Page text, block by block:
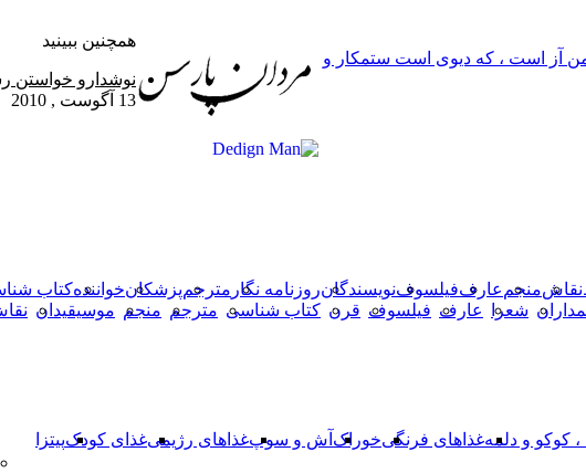
آز است ، که دیوی است ستمکار و
نقاشمنجم عارففیلسوفنویسندگانروزنامه نگار مترجمپزشکانخوانندهکتاب
شعرا عارف فیلسوف قرن کتاب شناسی مترجم منجم موسیقیدان
، کوکو و دلمهغذاهای فرنگیخوراک آش و سوپغذاهای رژیمیغذای کودکپیتزا
همچنین ببینید
نوشدارو خواستن
13 آگوست , 2010
فیس
بوک
X
واتس
آپ
تلگرام
وایبر
دکمه
بازگشت